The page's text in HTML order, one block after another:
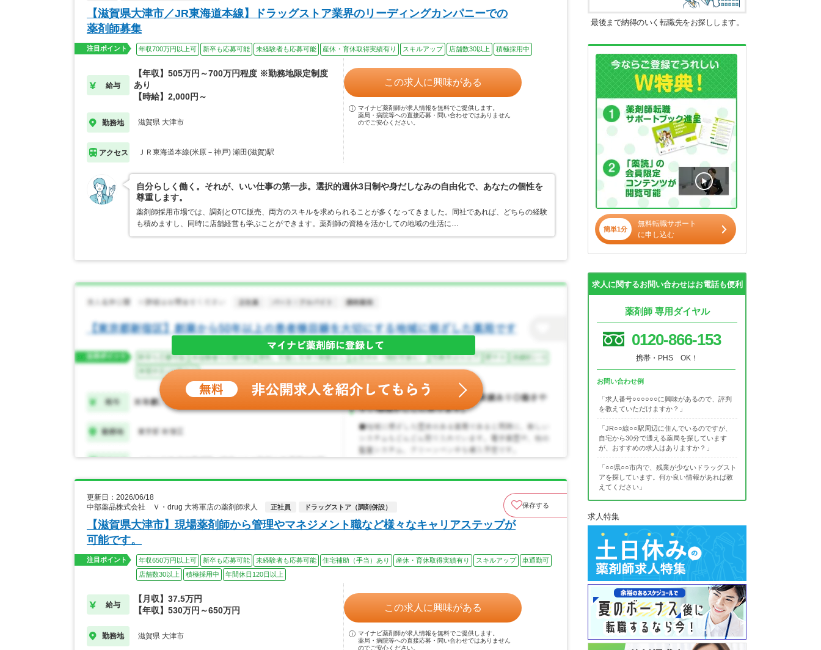
【滋賀県大津市／JR東海道本線】ドラッグストア業界のリーディングカンパニーでの
薬剤師募集
注目ポイント 年収700万円以上可 新卒も応募可能 未経験者も応募可能 産休・育休取得実績有り スキルアップ 店舗数30以上 積極採用中
給与
【年収】505万円～700万円程度 ※勤務地限定制度
あり
【時給】2,000円～
勤務地 滋賀県 大津市
アクセス ＪＲ東海道本線(米原－神戸) 瀬田(滋賀)駅
この求人に興味がある
マイナビ薬剤師が求人情報を無料でご提供します。
薬局・病院等への直接応募・問い合わせではありません
のでご安心ください。
自分らしく働く。それが、いい仕事の第一歩。選択的週休3日制や身だしなみの自由化で、あなたの個性を
尊重します。
薬剤師採用市場では、調剤とOTC販売、両方のスキルを求められることが多くなってきました。同社であれば、どちらの経験
も積めますし、同時に店舗経営も学ぶことができます。薬剤師の資格を活かしての地域の生活に…
更新日：2026/06/18
中部薬品株式会社 Ｖ・drug 大将軍店の薬剤師求人
正社員 ドラッグストア（調剤併設） 保存する
【滋賀県大津市】現場薬剤師から管理やマネジメント職など様々なキャリアステップが
可能です。
注目ポイント 年収650万円以上可 新卒も応募可能 未経験者も応募可能 住宅補助（手当）あり 産休・育休取得実績有り スキルアップ
車通勤可
店舗数30以上
積極採用中 年間休日120日以上
給与
【月収】37.5万円
【年収】530万円～650万円
勤務地 滋賀県 大津市
この求人に興味がある
マイナビ薬剤師が求人情報を無料でご提供します。
薬局・病院等への直接応募・問い合わせではありません
のでご安心ください。
最後まで納得のいく転職先をお探しします。
簡単1分
無料転職サポート
に申し込む
求人に関するお問い合わせはお電話も便利
薬剤師 専用ダイヤル
0120-866-153
携帯・PHS OK！
お問い合わせ例
「求人番号○○○○○○に興味があるので、評判
を教えていただけますか？」
「JR○○線○○駅周辺に住んでいるのですが、
自宅から30分で通える薬局を探しています
が、おすすめの求人はありますか？」
「○○県○○市内で、残業が少ないドラッグスト
アを探しています。何か良い情報があれば教
えてください」
求人特集